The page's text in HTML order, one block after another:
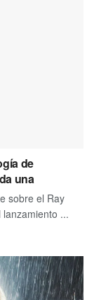
de
una
sobre el Ray
...